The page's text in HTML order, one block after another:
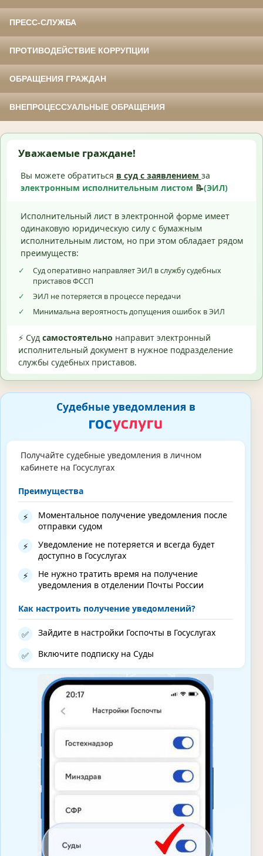
ПРЕСС-СЛУЖБА
ПРОТИВОДЕЙСТВИЕ КОРРУПЦИИ
ОБРАЩЕНИЯ ГРАЖДАН
ВНЕПРОЦЕССУАЛЬНЫЕ ОБРАЩЕНИЯ
Уважаемые граждане!
Вы можете обратиться в суд с заявлением за
электронным исполнительным листом 📝(ЭИЛ)
Исполнительный лист в электронной форме имеет
одинаковую юридическую силу с бумажным
исполнительным листом, но при этом обладает рядом
преимуществ:
✓
Суд оперативно направляет ЭИЛ в службу судебных
приставов ФССП
✓
ЭИЛ не потеряется в процессе передачи
✓
Минимальна вероятность допущения ошибок в ЭИЛ
⚡ Суд самостоятельно направит электронный
исполнительный документ в нужное подразделение
службы судебных приставов.
Судебные уведомления в
Получайте судебные уведомления в личном
кабинете на Госуслугах
Преимущества
⚡
Моментальное получение уведомления после
отправки судом
⚡
Уведомление не потеряется и всегда будет
доступно в Госуслугах
⚡
Не нужно тратить время на получение
уведомления в отделении Почты России
Как настроить получение уведомлений?
✅ Зайдите в настройки Госпочты в Госуслугах
✅ Включите подписку на Суды